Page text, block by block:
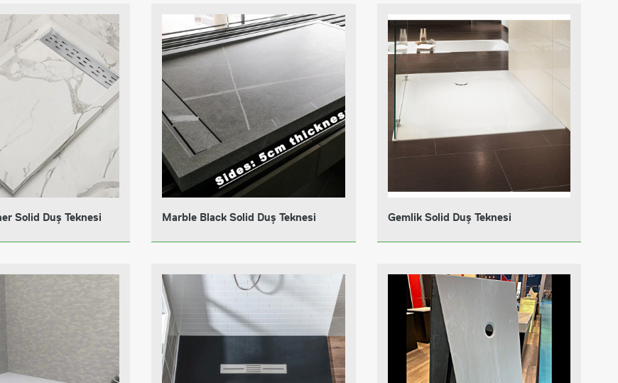
Solid Duş Teknesi Marble Black Solid Duş Teknesi Gemlik Solid Duş Teknesi